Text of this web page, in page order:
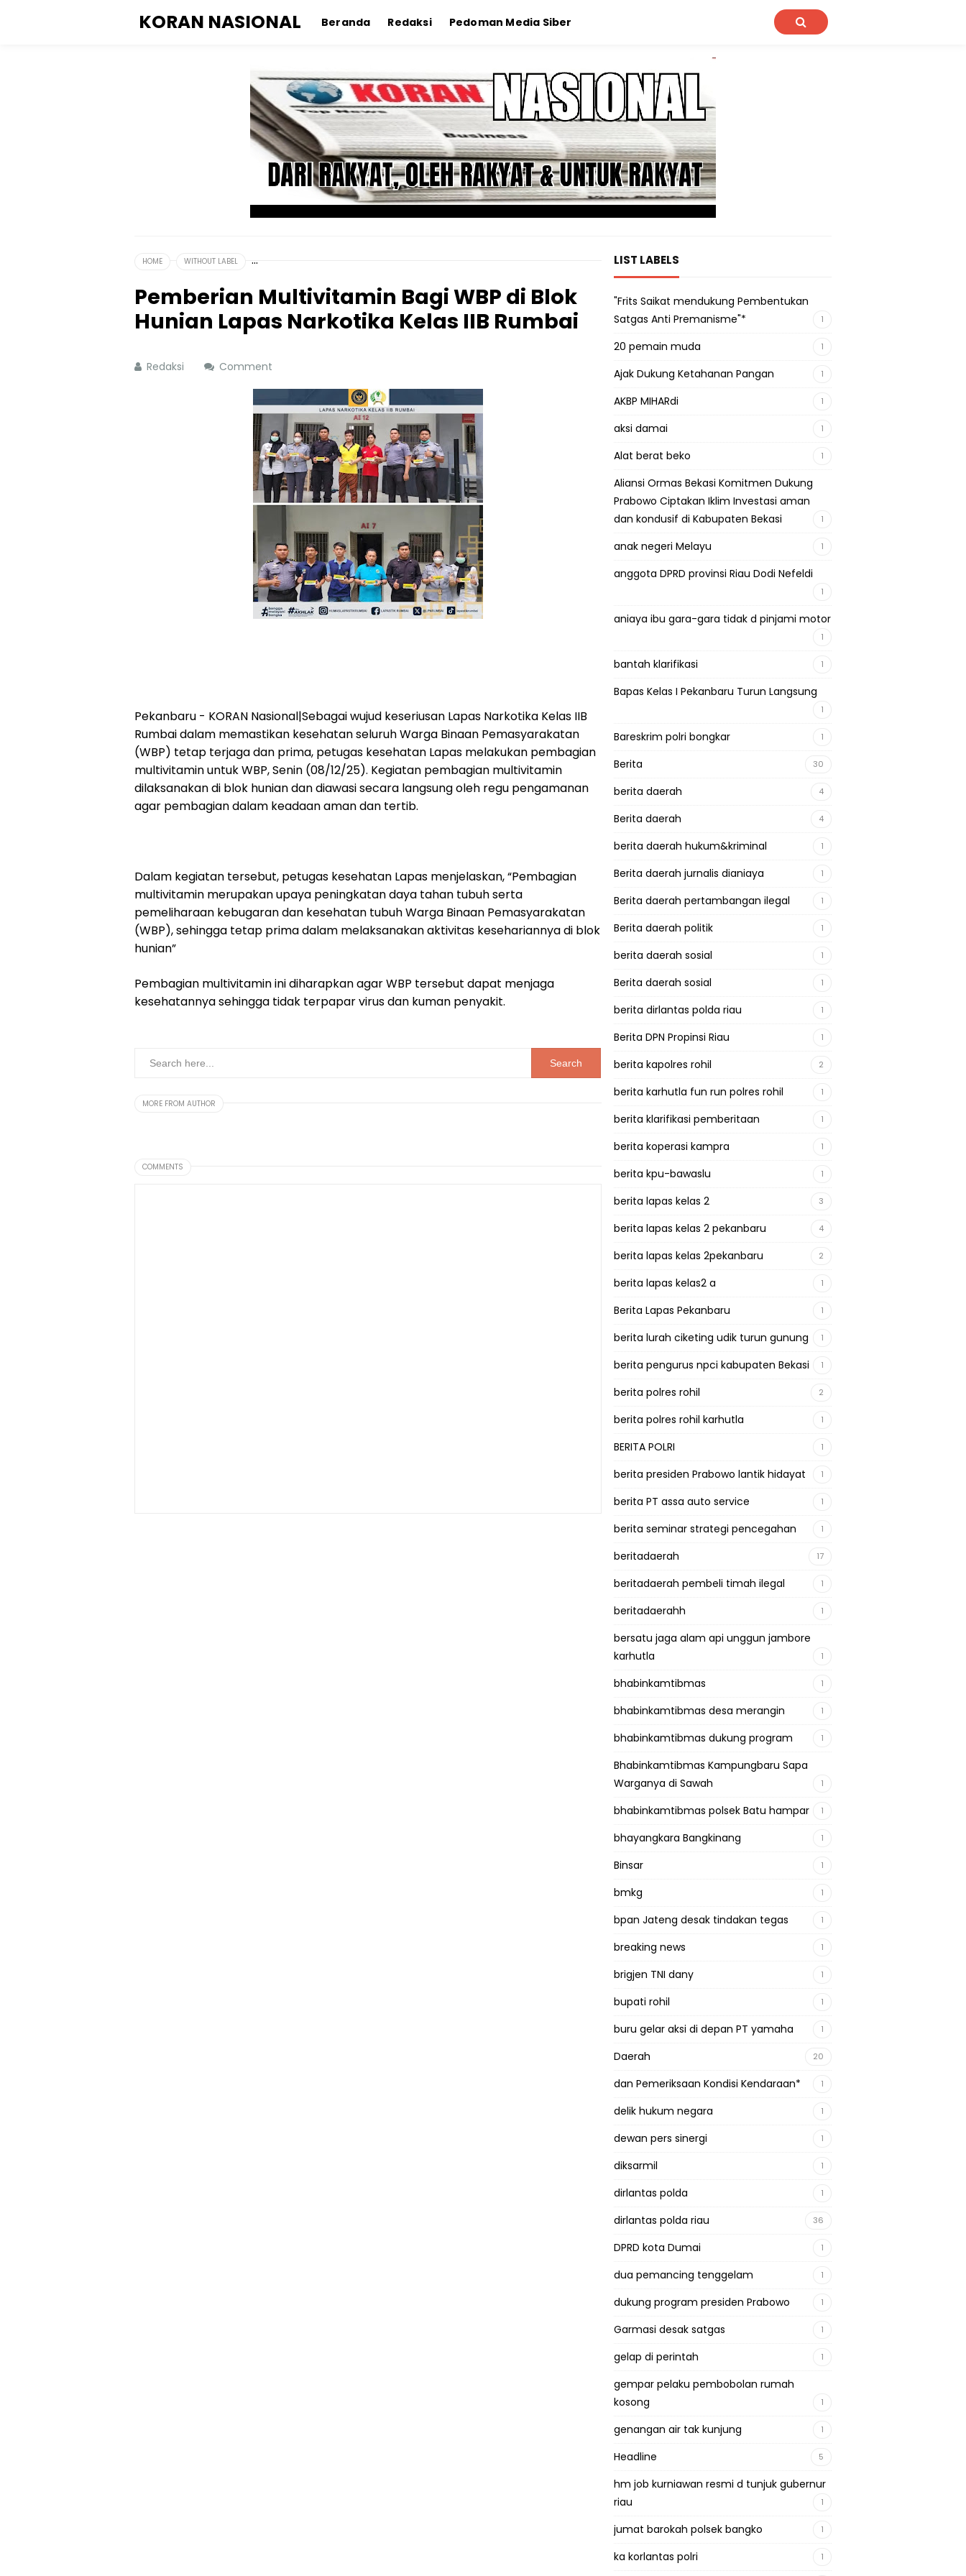
KORAN NASIONAL Beranda Redaksi Pedoman Media Siber
HOME WITHOUT LABEL
Pemberian Multivitamin Bagi WBP di Blok
Hunian Lapas Narkotika Kelas IIB Rumbai
Redaksi Comment
Pekanbaru - KORAN Nasional|Sebagai wujud keseriusan Lapas Narkotika Kelas IIB
Rumbai dalam memastikan kesehatan seluruh Warga Binaan Pemasyarakatan
(WBP) tetap terjaga dan prima, petugas kesehatan Lapas melakukan pembagian
multivitamin untuk WBP, Senin (08/12/25). Kegiatan pembagian multivitamin
dilaksanakan di blok hunian dan diawasi secara langsung oleh regu pengamanan
agar pembagian dalam keadaan aman dan tertib.
Dalam kegiatan tersebut, petugas kesehatan Lapas menjelaskan, “Pembagian
multivitamin merupakan upaya peningkatan daya tahan tubuh serta
pemeliharaan kebugaran dan kesehatan tubuh Warga Binaan Pemasyarakatan
(WBP), sehingga tetap prima dalam melaksanakan aktivitas kesehariannya di blok
hunian”
Pembagian multivitamin ini diharapkan agar WBP tersebut dapat menjaga
kesehatannya sehingga tidak terpapar virus dan kuman penyakit.
MORE FROM AUTHOR
COMMENTS
LIST LABELS
"Frits Saikat mendukung Pembentukan
Satgas Anti Premanisme"*
1
20 pemain muda 1
Ajak Dukung Ketahanan Pangan 1
AKBP MIHARdi 1
aksi damai 1
Alat berat beko 1
Aliansi Ormas Bekasi Komitmen Dukung
Prabowo Ciptakan Iklim Investasi aman
dan kondusif di Kabupaten Bekasi
1
anak negeri Melayu 1
anggota DPRD provinsi Riau Dodi Nefeldi
1
aniaya ibu gara-gara tidak d pinjami motor
1
bantah klarifikasi 1
Bapas Kelas I Pekanbaru Turun Langsung
1
Bareskrim polri bongkar 1
Berita 30
berita daerah 4
Berita daerah 4
berita daerah hukum&kriminal 1
Berita daerah jurnalis dianiaya 1
Berita daerah pertambangan ilegal 1
Berita daerah politik 1
berita daerah sosial 1
Berita daerah sosial 1
berita dirlantas polda riau 1
Berita DPN Propinsi Riau 1
berita kapolres rohil 2
berita karhutla fun run polres rohil 1
berita klarifikasi pemberitaan 1
berita koperasi kampra 1
berita kpu-bawaslu 1
berita lapas kelas 2 3
berita lapas kelas 2 pekanbaru 4
berita lapas kelas 2pekanbaru 2
berita lapas kelas2 a 1
Berita Lapas Pekanbaru 1
berita lurah ciketing udik turun gunung 1
berita pengurus npci kabupaten Bekasi 1
berita polres rohil 2
berita polres rohil karhutla 1
BERITA POLRI 1
berita presiden Prabowo lantik hidayat 1
berita PT assa auto service 1
berita seminar strategi pencegahan 1
beritadaerah 17
beritadaerah pembeli timah ilegal 1
beritadaerahh 1
bersatu jaga alam api unggun jambore
karhutla
1
bhabinkamtibmas 1
bhabinkamtibmas desa merangin 1
bhabinkamtibmas dukung program 1
Bhabinkamtibmas Kampungbaru Sapa
Warganya di Sawah
1
bhabinkamtibmas polsek Batu hampar 1
bhayangkara Bangkinang 1
Binsar 1
bmkg 1
bpan Jateng desak tindakan tegas 1
breaking news 1
brigjen TNI dany 1
bupati rohil 1
buru gelar aksi di depan PT yamaha 1
Daerah 20
dan Pemeriksaan Kondisi Kendaraan* 1
delik hukum negara 1
dewan pers sinergi 1
diksarmil 1
dirlantas polda 1
dirlantas polda riau 36
DPRD kota Dumai 1
dua pemancing tenggelam 1
dukung program presiden Prabowo 1
Garmasi desak satgas 1
gelap di perintah 1
gempar pelaku pembobolan rumah
kosong
1
genangan air tak kunjung 1
Headline 5
hm job kurniawan resmi d tunjuk gubernur
riau
1
jumat barokah polsek bangko 1
ka korlantas polri 1